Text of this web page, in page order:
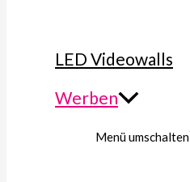
LED Videowalls
Werben
Menü umschalten